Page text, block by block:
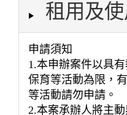
租用及
申請須知
1.本申辦案件以具
保育等活動為限，
等活動請勿申請。
2.本案承辦人將主